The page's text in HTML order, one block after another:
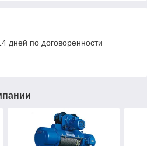
дней по договоренности